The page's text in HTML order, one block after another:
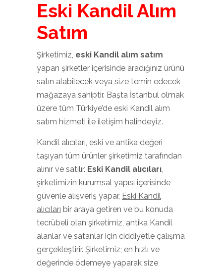
Eski Kandil Alım
Satım
Şirketimiz, eski Kandil alım satım
yapan şirketler içerisinde aradığınız ürünü
satın alabilecek veya size temin edecek
mağazaya sahiptir. Başta İstanbul olmak
üzere tüm Türkiye’de eski Kandil alım
satım hizmeti ile iletişim halindeyiz.
Kandil alıcıları, eski ve antika değeri
taşıyan tüm ürünler şirketimiz tarafından
alınır ve satılır. Eski Kandil alıcıları,
şirketimizin kurumsal yapısı içerisinde
güvenle alışveriş yapar, Eski Kandil
alıcıları bir araya getiren ve bu konuda
tecrübeli olan şirketimiz, antika Kandil
alanlar ve satanlar için ciddiyetle çalışma
gerçekleştirir. Şirketimiz; en hızlı ve
değerinde ödemeye yaparak size